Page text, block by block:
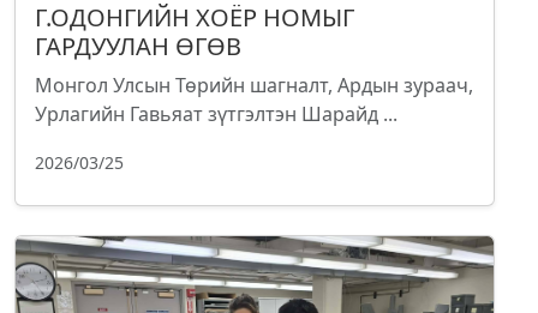
Г.ОДОНГИЙН ХОЁР НОМЫГ
ГАРДУУЛАН ӨГӨВ
Монгол Улсын Төрийн шагналт, Ардын зураач,
Урлагийн Гавьяат зүтгэлтэн Шарайд ...
2026/03/25